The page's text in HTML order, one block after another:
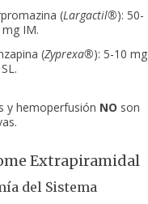
(Largactil®): 50-
mg IM.
(Zyprexa®): 5-10 mg
y hemoperfusión NO son
Extrapiramidal
del Sistema